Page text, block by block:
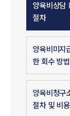
양육비상담
절차
양육비미지
한 회수 방법
양육비청구
절차 및 비